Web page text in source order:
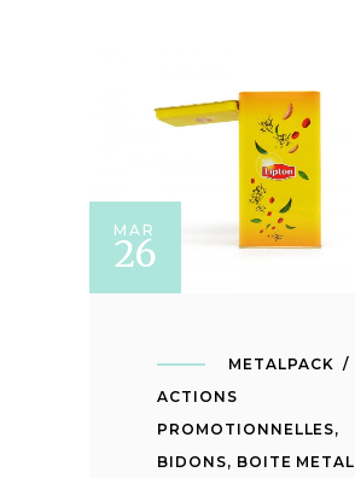
MAR
26
METALPACK
ACTIONS
PROMOTIONNELLES,
BIDONS, BOITE METAL